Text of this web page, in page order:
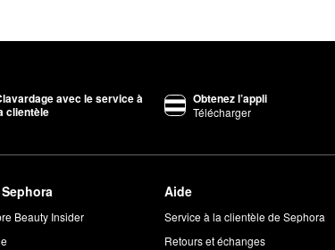
avec le service à
clientèle
Obtenez l’appli
Télécharger
Beauty Insider
Aide
Service à la clientèle de Sephora
Retours et échanges